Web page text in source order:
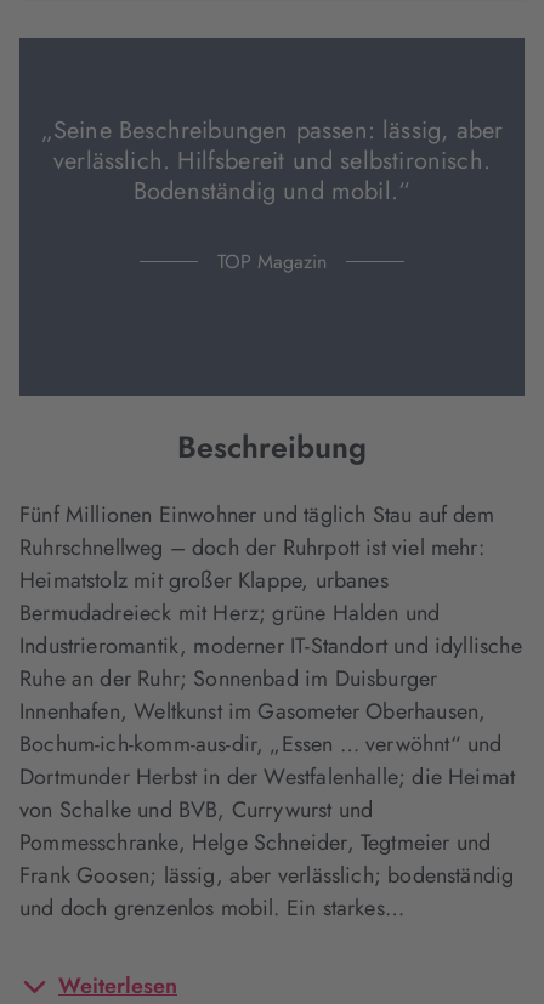
Tab
„Seine Beschreibungen passen: lässig, aber
verlässlich. Hilfsbereit und selbstironisch.
Bodenständig und mobil.“
TOP Magazin
Beschreibung
Fünf Millionen Einwohner und täglich Stau auf dem
Ruhrschnellweg – doch der Ruhrpott ist viel mehr:
Heimatstolz mit großer Klappe, urbanes
Bermudadreieck mit Herz; grüne Halden und
Industrieromantik, moderner IT-Standort und idyllische
Ruhe an der Ruhr; Sonnenbad im Duisburger
Innenhafen, Weltkunst im Gasometer Oberhausen,
Bochum-ich-komm-aus-dir, „Essen … verwöhnt“ und
Dortmunder Herbst in der Westfalenhalle; die Heimat
von Schalke und BVB, Currywurst und
Pommesschranke, Helge Schneider, Tegtmeier und
Frank Goosen; lässig, aber verlässlich; bodenständig
und doch grenzenlos mobil. Ein starkes…
Weiterlesen